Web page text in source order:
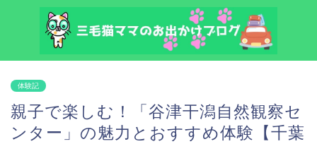
体験記
親子で楽しむ！「谷津干潟自然観察セ
ンター」の魅力とおすすめ体験【千葉